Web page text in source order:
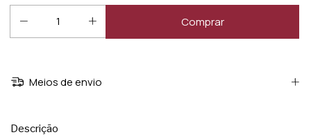
Meios de envio
Descrição